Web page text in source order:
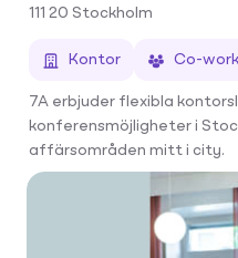
111 20 Stockholm
Kontor Co-work
7A erbjuder flexibla
konferensmöjligheter i
affärsområden mitt i city.